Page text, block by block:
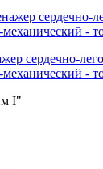
сердечно-
-
I"